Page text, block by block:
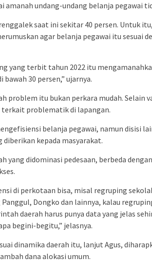
amanah undang-undang belanja pegawai
saat ini sekitar 40 persen. Untuk
agar belanja pegawai itu sesuai
yang terbit tahun 2022 itu
bawah 30 persen,” ujarnya.
problem itu bukan perkara mudah. Selain
problematik di lapangan.
belanja pegawai, namun disisi
diberikan kepada masyarakat.
yang didominasi pedesaan, berbeda
di perkotaan bisa, misal regruping
Dongko dan lainnya, kalau
daerah harus punya data yang jelas
begini-begitu,” jelasnya.
dinamika daerah itu, lanjut Agus,
dana alokasi umum.